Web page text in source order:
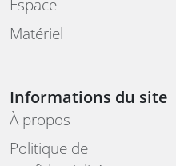
Espace
Matériel
Informations du site
À propos
Politique de